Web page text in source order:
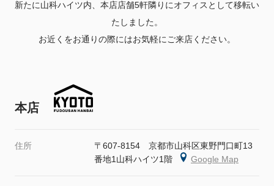
新たに山科ハイツ内、本店店舗5軒隣りにオフィスとして移転い
たしました。
お近くをお通りの際にはお気軽にご来店ください。
本店
住所
〒607-8154 京都市山科区東野門口町13
番地1山科ハイツ1階
Google Map